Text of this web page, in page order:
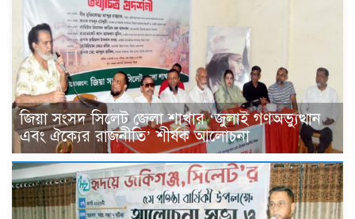
জিয়া সংসদ সিলেট জেলা শাখার ‘জুলাই গণঅভ্যুত্থান
এবং ঐক্যের রাজনীতি’ শীর্ষক আলোচনা